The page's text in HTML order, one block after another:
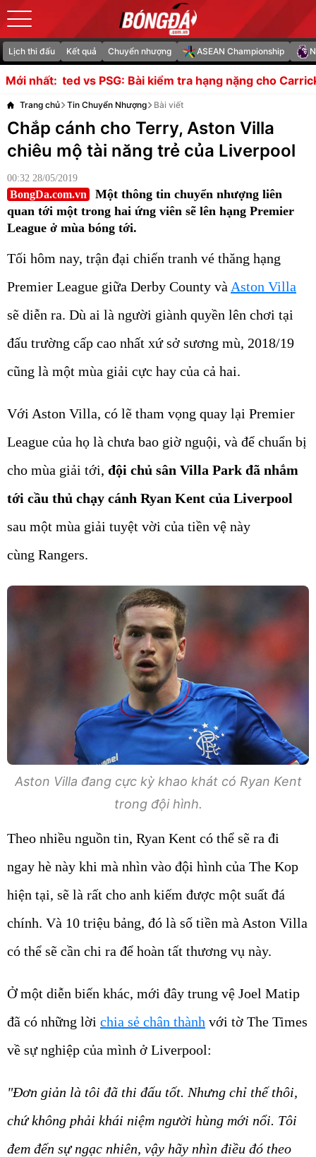
Lịch thi đấu Kết quả Chuyển nhượng ASEAN Championship
Mới nhất:
Bài kiểm tra hạng nặng cho Carrick Arsenal đối
Trang chủ Tin Chuyển Nhượng Bài viết
Chắp cánh cho Terry, Aston Villa
chiêu mộ tài năng trẻ của Liverpool
00:32 28/05/2019
BongDa.com.vn
Một thông tin chuyển nhượng liên
quan tới một trong hai ứng viên sẽ lên hạng Premier
League ở mùa bóng tới.
Tối hôm nay, trận đại chiến tranh vé thăng hạng
Premier League giữa Derby County và Aston Villa
sẽ diễn ra. Dù ai là người giành quyền lên chơi tại
đấu trường cấp cao nhất xứ sở sương mù, 2018/19
cũng là một mùa giải cực hay của cả hai.
Với Aston Villa, có lẽ tham vọng quay lại Premier
League của họ là chưa bao giờ nguội, và để chuẩn bị
cho mùa giải tới, đội chủ sân Villa Park đã nhắm
tới cầu thủ chạy cánh Ryan Kent của Liverpool
sau một mùa giải tuyệt vời của tiền vệ này
cùng Rangers.
Aston Villa đang cực kỳ khao khát có Ryan Kent
trong đội hình.
Theo nhiều nguồn tin, Ryan Kent có thể sẽ ra đi
ngay hè này khi mà nhìn vào đội hình của The Kop
hiện tại, sẽ là rất cho anh kiếm được một suất đá
chính. Và 10 triệu bảng, đó là số tiền mà Aston Villa
có thể sẽ cần chi ra để hoàn tất thương vụ này.
Ở một diễn biến khác, mới đây trung vệ Joel Matip
đã có những lời chia sẻ chân thành với tờ The Times
về sự nghiệp của mình ở Liverpool:
"Đơn giản là tôi đã thi đấu tốt. Nhưng chỉ thế thôi,
chứ không phải khái niệm người hùng mới nổi. Tôi
đem đến sự ngạc nhiên, vậy hãy nhìn điều đó theo